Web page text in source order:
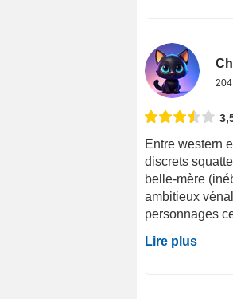
Entre western
discrets
belle-mère
ambitieux
personnages
Lire plus